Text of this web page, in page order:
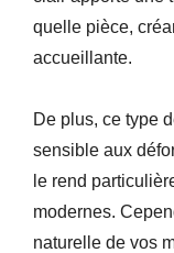
quelle pièce,
accueillante.
De plus, ce type
sensible aux
le rend
modernes.
naturelle de vos